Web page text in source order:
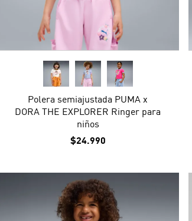
Polera semiajustada PUMA x
DORA THE EXPLORER Ringer para
niños
$24.990